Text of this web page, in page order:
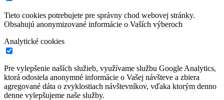
Tieto cookies potrebujete pre správny chod webovej stránky.
Obsahujú anonymizované informácie o Vaších výberoch
Analytické cookies
Pre vylepšenie naších služieb, využívame službu Google Analytics,
ktorá odosiela anonymné informácie o Vašej návšteve a zbiera
agregované dáta o zvyklostiach návštevníkov, vďaka ktorým denno
denne vylepšujeme naše služby.